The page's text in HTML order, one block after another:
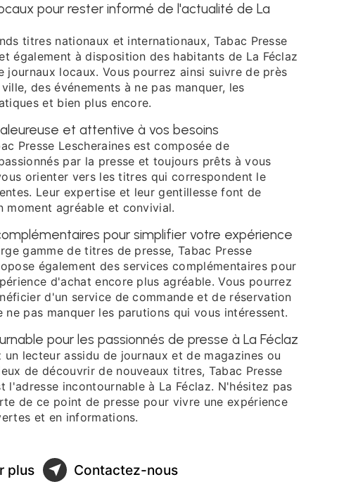
pour rester informé de l'actualité de La
titres nationaux et internationaux, Tabac Presse
également à disposition des habitants de La Féclaz
journaux locaux. Vous pourrez ainsi suivre de près
des événements à ne pas manquer, les
et bien plus encore.
et attentive à vos besoins
Presse Lescheraines est composée de
par la presse et toujours prêts à vous
orienter vers les titres qui correspondent le
Leur expertise et leur gentillesse font de
moment agréable et convivial.
pour simplifier votre expérience
gamme de titres de presse, Tabac Presse
également des services complémentaires pour
d'achat encore plus agréable. Vous pourrez
d'un service de commande et de réservation
ne pas manquer les parutions qui vous intéressent.
pour les passionnés de presse à La Féclaz
un lecteur assidu de journaux et de magazines ou
de découvrir de nouveaux titres, Tabac Presse
l'adresse incontournable à La Féclaz. N'hésitez pas
de ce point de presse pour vivre une expérience
et en informations.
plus Contactez-nous